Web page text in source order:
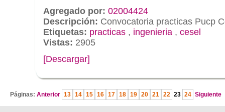
Agregado por: 02004424
Descripción: Convocatoria practicas Pucp
Etiquetas: practicas , ingenieria , cesel
Vistas: 2905
[Descargar]
Páginas: Anterior 13 14 15 16 17 18 19 20 21 22 23 24 Siguiente